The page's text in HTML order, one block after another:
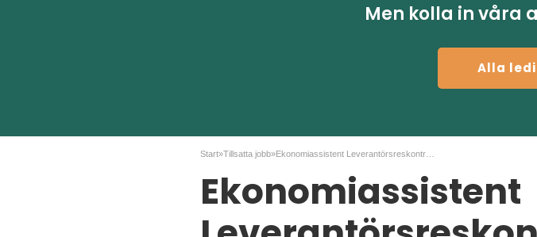
Men kolla in våra
Alla
Start»Tillsatta jobb»
Ekonomiassistent